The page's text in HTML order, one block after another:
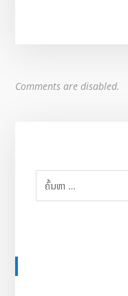
Comments are disabled.